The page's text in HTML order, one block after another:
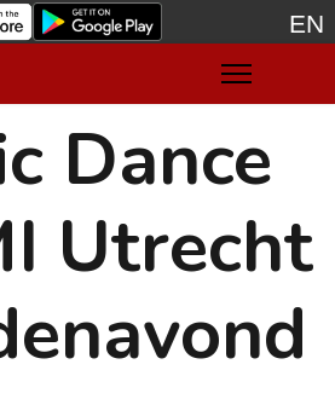
EN
Dance
Utrecht